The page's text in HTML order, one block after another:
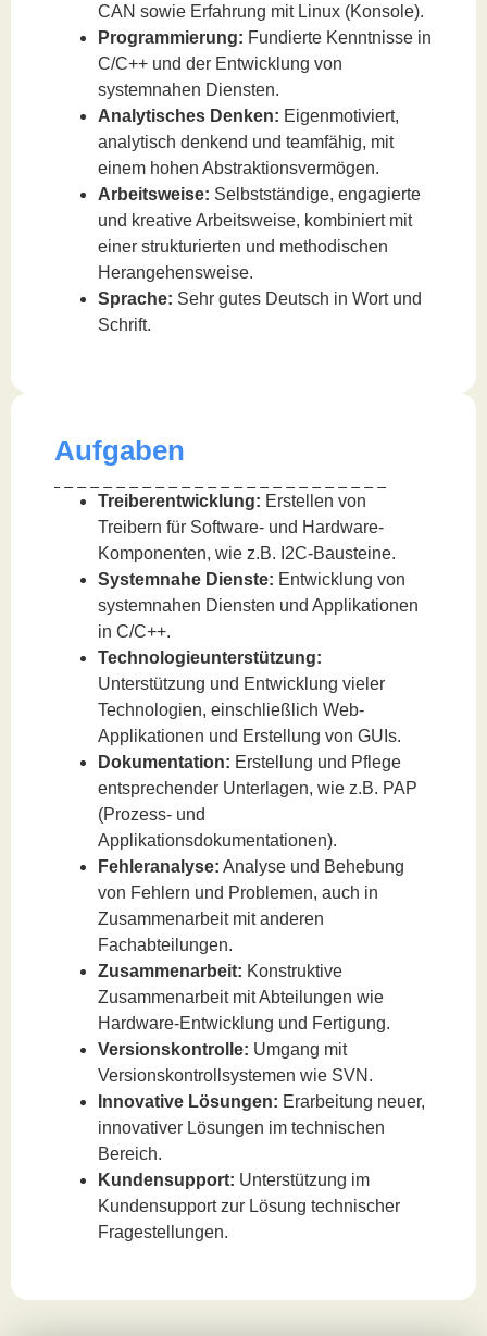
CAN sowie Erfahrung mit Linux (Konsole).
Programmierung: Fundierte Kenntnisse in
C/C++ und der Entwicklung von
systemnahen Diensten.
Analytisches Denken: Eigenmotiviert,
analytisch denkend und teamfähig, mit
einem hohen Abstraktionsvermögen.
Arbeitsweise: Selbstständige, engagierte
und kreative Arbeitsweise, kombiniert mit
einer strukturierten und methodischen
Herangehensweise.
Sprache: Sehr gutes Deutsch in Wort und
Schrift.
Aufgaben
Treiberentwicklung: Erstellen von
Treibern für Software- und Hardware-
Komponenten, wie z.B. I2C-Bausteine.
Systemnahe Dienste: Entwicklung von
systemnahen Diensten und Applikationen
in C/C++.
Technologieunterstützung:
Unterstützung und Entwicklung vieler
Technologien, einschließlich Web-
Applikationen und Erstellung von GUIs.
Dokumentation: Erstellung und Pflege
entsprechender Unterlagen, wie z.B. PAP
(Prozess- und
Applikationsdokumentationen).
Fehleranalyse: Analyse und Behebung
von Fehlern und Problemen, auch in
Zusammenarbeit mit anderen
Fachabteilungen.
Zusammenarbeit: Konstruktive
Zusammenarbeit mit Abteilungen wie
Hardware-Entwicklung und Fertigung.
Versionskontrolle: Umgang mit
Versionskontrollsystemen wie SVN.
Innovative Lösungen: Erarbeitung neuer,
innovativer Lösungen im technischen
Bereich.
Kundensupport: Unterstützung im
Kundensupport zur Lösung technischer
Fragestellungen.